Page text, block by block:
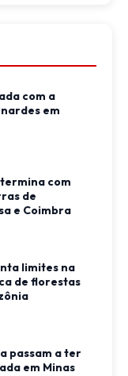
com a
em
com
de
e Coimbra
limites na
de florestas
passam a ter
em Minas